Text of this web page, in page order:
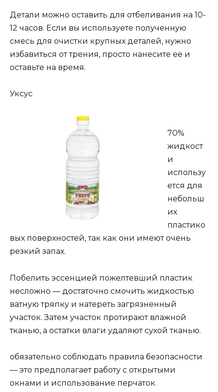
Детали можно оставить для отбеливания на 10-
12 часов. Если вы используете полученную
смесь для очистки крупных деталей, нужно
избавиться от трения, просто нанесите ее и
оставьте на время.
Уксус
70%
жидкост
и
использу
ется для
небольш
их
пластико
вых поверхностей, так как они имеют очень
резкий запах.
Побелить эссенцией пожелтевший пластик
несложно — достаточно смочить жидкостью
ватную тряпку и натереть загрязненный
участок. Затем участок протирают влажной
тканью, а остатки влаги удаляют сухой тканью.
обязательно соблюдать правила безопасности
— это предполагает работу с открытыми
окнами и использование перчаток.